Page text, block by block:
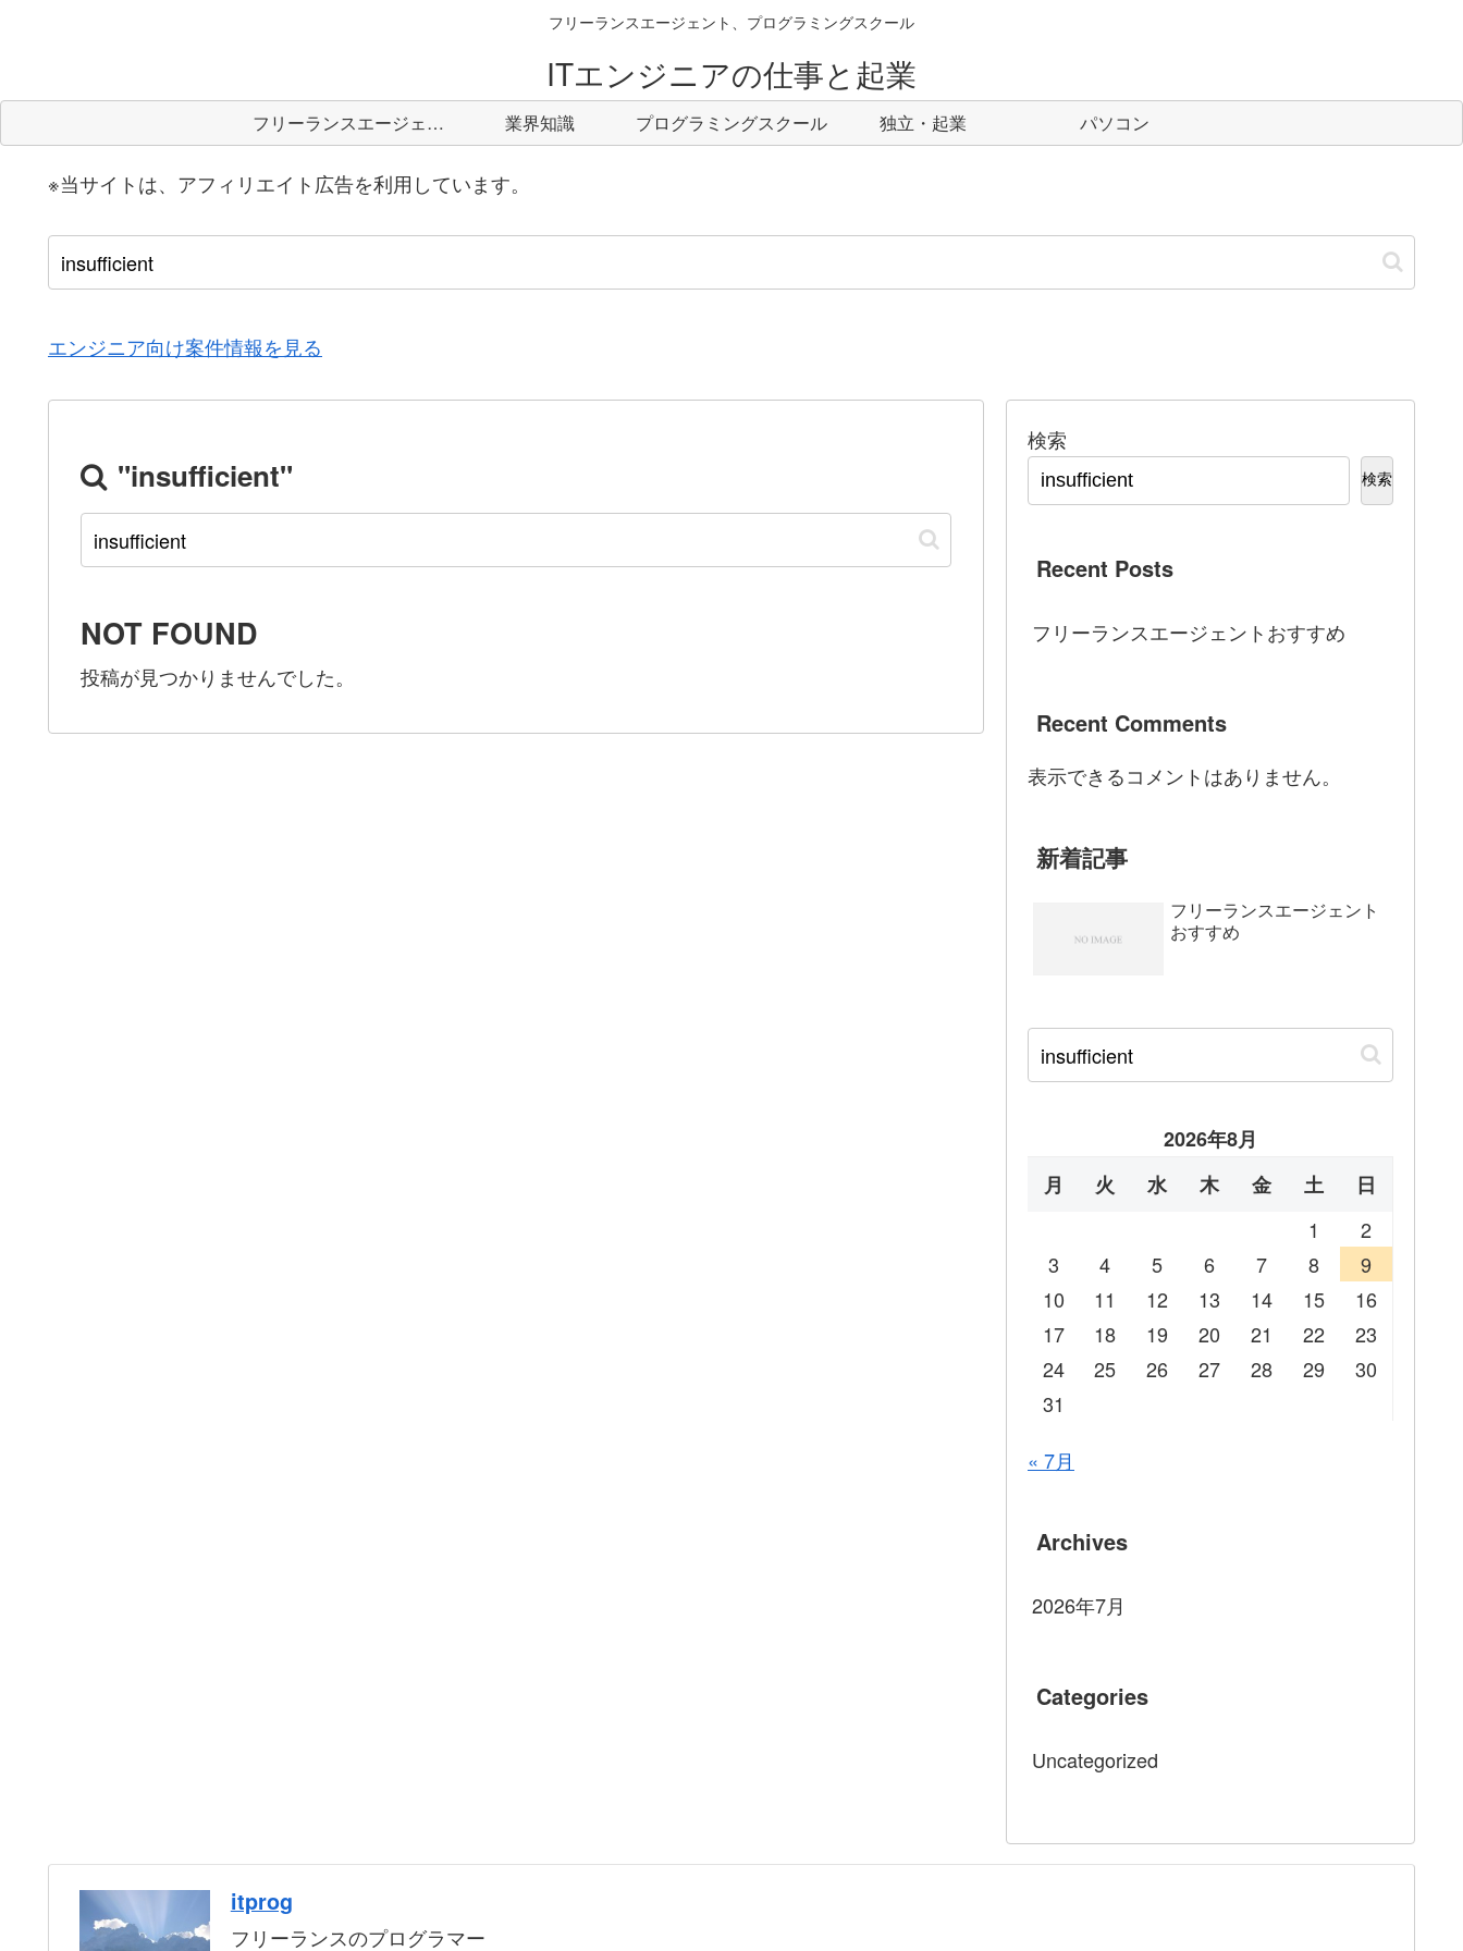
フリーランスエージェント、プログラミングスクール
ITエンジニアの仕事と起業
フリーランスエージェント 業界知識 プログラミングスクール 独立・起業 パソコン
※当サイトは、アフィリエイト広告を利用しています。
エンジニア向け案件情報を見る
"insufficient"
NOT FOUND
投稿が見つかりませんでした。
検索
検索
Recent Posts
フリーランスエージェントおすすめ
Recent Comments
表示できるコメントはありません。
新着記事
フリーランスエージェント
おすすめ
2026年8月
月
火 水 木 金 土
日
1
2
3
4 5 6 7 8
9
10
11 12 13 14 15
16
17
18 19 20 21 22
23
24
25 26 27 28 29
30
31
« 7月
Archives
2026年7月
Categories
Uncategorized
itprog
フリーランスのプログラマー